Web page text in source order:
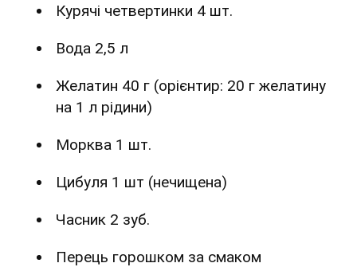
Курячі четвертинки 4 шт.
Вода 2,5 л
Желатин 40 г (орієнтир: 20 г желатину
на 1 л рідини)
Морква 1 шт.
Цибуля 1 шт (нечищена)
Часник 2 зуб.
Перець горошком за смаком